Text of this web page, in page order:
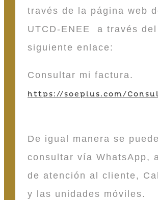
través de la página web
UTCD-ENEE a través del
siguiente enlace:
Consultar mi factura.
https://soeplus.com/
De igual manera se puede
consultar vía WhatsApp,
de atención al cliente,
y las unidades móviles.